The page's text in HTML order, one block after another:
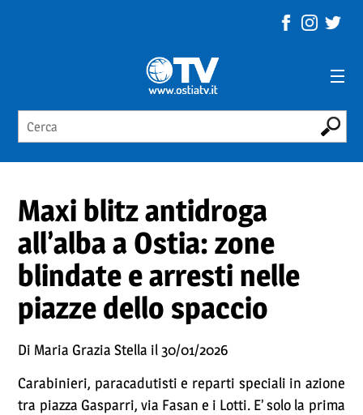
Maxi blitz antidroga
all’alba a Ostia: zone
blindate e arresti nelle
piazze dello spaccio
Di Maria Grazia Stella il 30/01/2026
Carabinieri, paracadutisti e reparti speciali in azione
tra piazza Gasparri, via Fasan e i Lotti. E’ solo la prima